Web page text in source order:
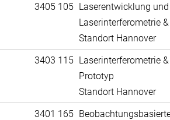
3405 105 Laserentwicklung
Laserinterferometrie
Standort Hannover
3403 115 Laserinterferometrie
Prototyp
Standort Hannover
3401 165